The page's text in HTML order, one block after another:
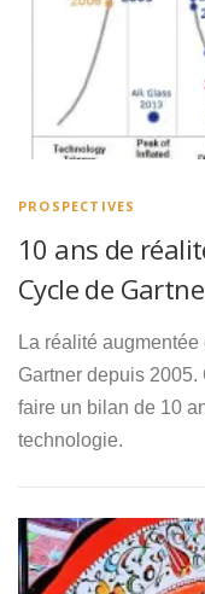
PROSPECTIVES
10 ans de
Cycle de
La réalité augmentée
Gartner depuis 2005.
faire un bilan de 10
technologie.